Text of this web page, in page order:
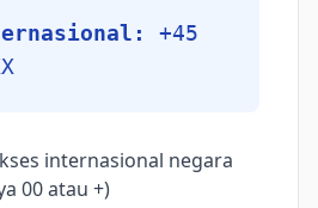
+45
internasional negara
00 atau +)